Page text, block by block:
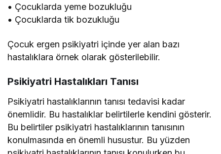
• Çocuklarda yeme bozukluğu
• Çocuklarda tik bozukluğu
Çocuk ergen psikiyatri içinde yer alan bazı
hastalıklara örnek olarak gösterilebilir.
Psikiyatri Hastalıkları Tanısı
Psikiyatri hastalıklarının tanısı tedavisi kadar
önemlidir. Bu hastalıklar belirtilerle kendini gösterir.
Bu belirtiler psikiyatri hastalıklarının tanısının
konulmasında en önemli husustur. Bu yüzden